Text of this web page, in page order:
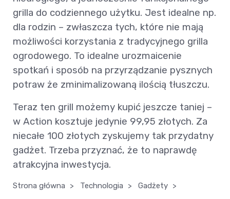
grilla do codziennego użytku. Jest idealne np.
dla rodzin – zwłaszcza tych, które nie mają
możliwości korzystania z tradycyjnego grilla
ogrodowego. To idealne urozmaicenie
spotkań i sposób na przyrządzanie pysznych
potraw że zminimalizowaną ilością tłuszczu.
Teraz ten grill możemy kupić jeszcze taniej –
w Action kosztuje jedynie 99,95 złotych. Za
niecałe 100 złotych zyskujemy tak przydatny
gadżet. Trzeba przyznać, że to naprawdę
atrakcyjna inwestycja.
Strona główna > Technologia > Gadżety >